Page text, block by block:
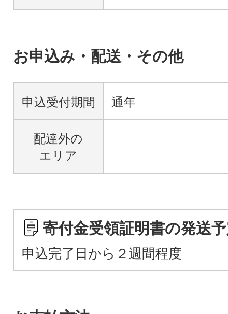
お申込み・配送・その他
申込受付期間 通年
配達外の
エリア
寄付金受領証明書の発送
申込完了日から２週間程度